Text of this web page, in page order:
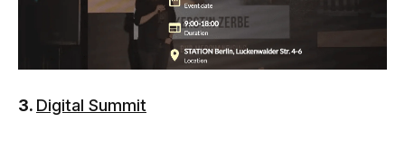
3. Digital Summit